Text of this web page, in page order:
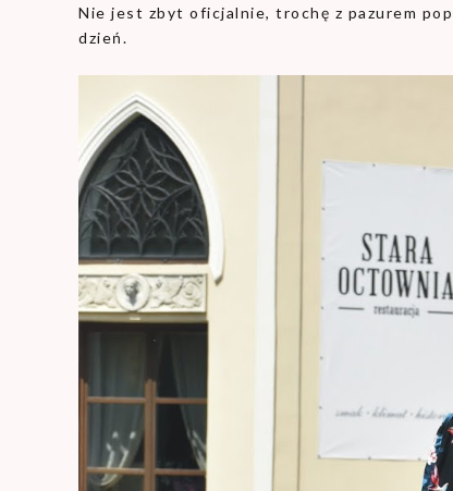
Nie jest zbyt oficjalnie, trochę z pazurem
dzień.